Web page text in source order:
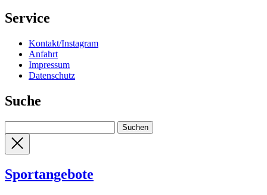
Service
Kontakt/Instagram
Anfahrt
Impressum
Datenschutz
Suche
Sportangebote